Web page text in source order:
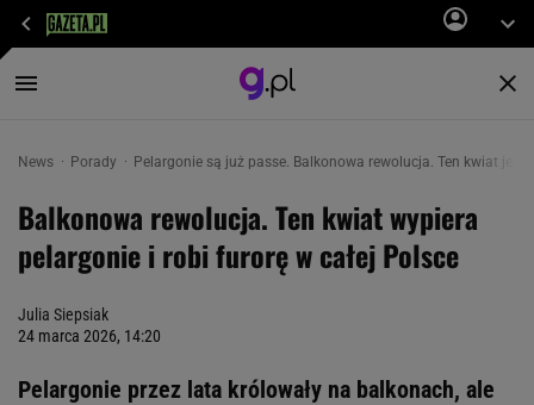
News Porady Pelargonie są już passe. Balkonowa rewolucja. Ten kwiat je
Balkonowa rewolucja. Ten kwiat wypiera
pelargonie i robi furorę w całej Polsce
Julia Siepsiak
24 marca 2026, 14:20
Pelargonie przez lata królowały na balkonach, ale